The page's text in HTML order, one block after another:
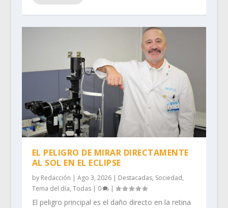
EL PELIGRO DE MIRAR DIRECTAMENTE
AL SOL EN EL ECLIPSE
by Redacción Ago 3, 2026| Destacadas, Sociedad,
Tema del día, Todas| 0 |
El peligro principal es el daño directo en la retina